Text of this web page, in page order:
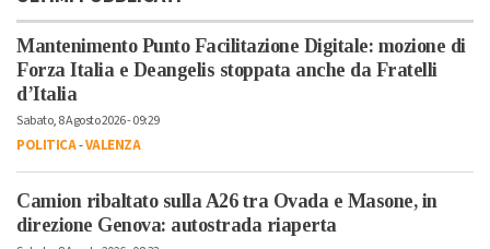
Mantenimento Punto Facilitazione Digitale: mozione di
Forza Italia e Deangelis stoppata anche da Fratelli
d’Italia
Sabato, 8 Agosto 2026 - 09:29
POLITICA-VALENZA
Camion ribaltato sulla A26 tra Ovada e Masone, in
direzione Genova: autostrada riaperta